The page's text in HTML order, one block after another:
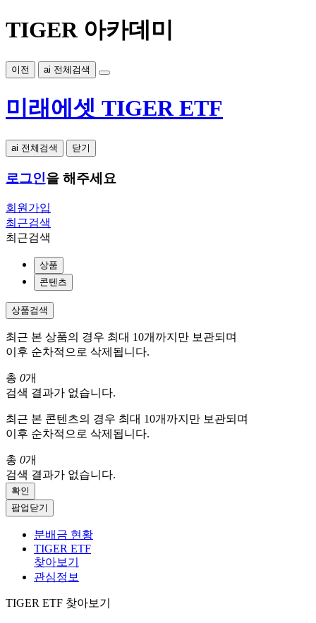
TIGER 아카데미
이전 ai 전체검색
미래에셋 TIGER ETF
ai 전체검색 닫기
로그인을 해주세요
회원가입
최근검색
최근검색
상품
콘텐츠
상품검색
최근 본 상품의 경우 최대 10개까지만 보관되며
이후 순차적으로 삭제됩니다.
총 0개
검색 결과가 없습니다.
최근 본 콘텐츠의 경우 최대 10개까지만 보관되며
이후 순차적으로 삭제됩니다.
총 0개
검색 결과가 없습니다.
확인
팝업닫기
분배금 현황
TIGER ETF
찾아보기
관심정보
TIGER ETF 찾아보기